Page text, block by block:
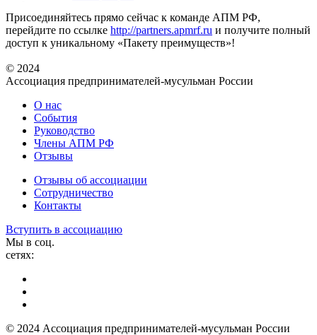
Присоединяйтесь прямо сейчас к команде АПМ РФ,
перейдите по ссылке http://partners.apmrf.ru и получите полный
доступ к уникальному «Пакету преимуществ»!
© 2024
Ассоциация предпринимателей-мусульман России
О нас
События
Руководство
Члены АПМ РФ
Отзывы
Отзывы об ассоциации
Сотрудничество
Контакты
Вступить в ассоциацию
Мы в соц.
сетях:
© 2024 Ассоциация предпринимателей-мусульман России